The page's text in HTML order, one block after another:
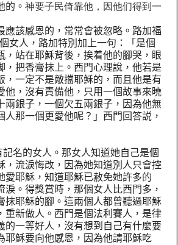
的。 神要子民倚靠他，因他们得到一
該感恩的，常常會被忽略。路加福
女人，路加特別加上一句：「是個
站在耶穌背後，挨着他的腳哭，眼
把香膏抹上。西門心理說，他若是
一定不是敵擋耶穌的，而且他是有
，沒有責備他，只用一個故事來曉
銀子，一個欠五兩銀子，因為他無
那一個更愛他呢？」西門回答説，
名的女人。那女人知道她自己是個
流淚悔改，因為她知道別人只會控
耶穌，知道耶穌已赦免她許多的
。得獎賞時，那個女人比西門多，
耶穌的腳。這兩個人都曾聽過耶穌
新做人。西門是個法利賽人，是律
一等好人，沒有想到自己有什麼要
穌要向他感恩，因為他請耶穌吃